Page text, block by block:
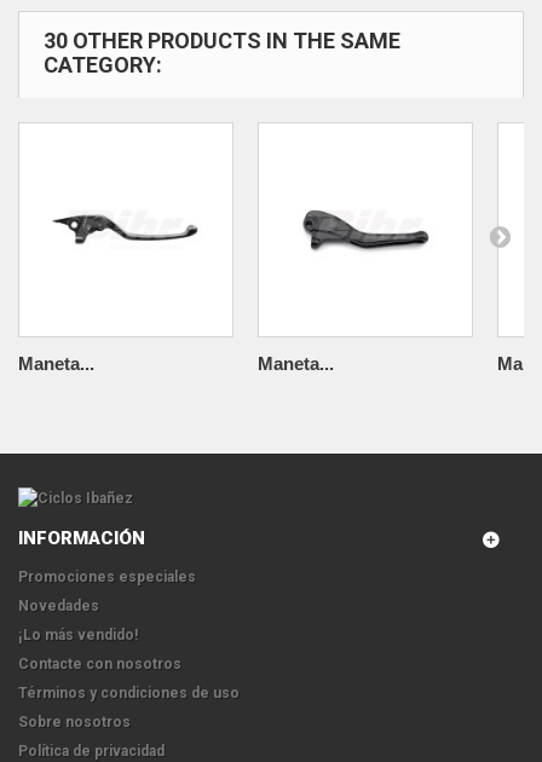
30 OTHER PRODUCTS IN THE SAME
CATEGORY:
Maneta... Maneta...
INFORMACIÓN
Promociones especiales
Novedades
¡Lo más vendido!
Contacte con nosotros
Términos y condiciones de uso
Sobre nosotros
Política de privacidad